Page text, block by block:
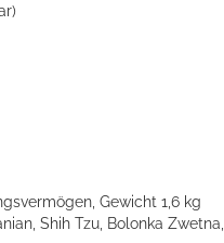
Gewicht 1,6 kg
Shih Tzu, Bolonka